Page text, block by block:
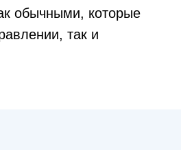
обычными, которые
так и